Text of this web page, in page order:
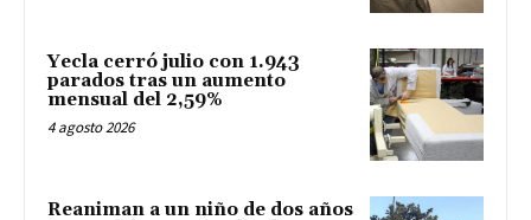
Yecla cerró julio con 1.943
parados tras un aumento
mensual del 2,59%
4 agosto 2026
Reaniman a un niño de dos años